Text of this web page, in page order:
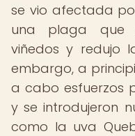
se vio afectada
una plaga que
viñedos y redujo
embargo, a
a cabo esfuerzos
y se introdujeron
como la uva